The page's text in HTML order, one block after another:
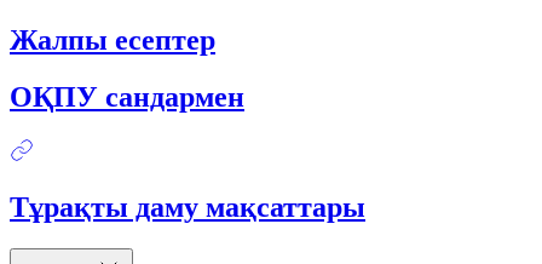
Жалпы есептер
ОҚПУ сандармен
Тұрақты даму мақсаттары